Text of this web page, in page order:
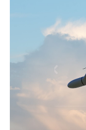
Adaugă
textul
textul
textul